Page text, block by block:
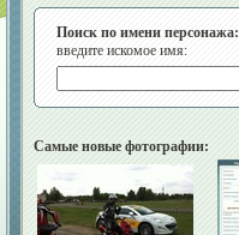
Поиск по имени персонажа:
введите искомое имя:
Самые новые фотографии: